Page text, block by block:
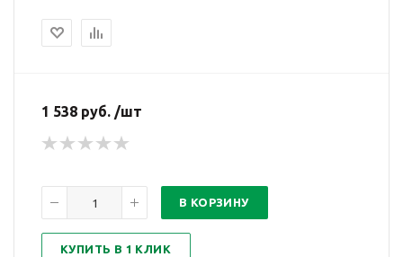
1 538 руб. /шт
В КОРЗИНУ
КУПИТЬ В 1 КЛИК